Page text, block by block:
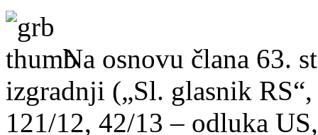
Na osnovu člana 63.
izgradnji („Sl. glasnik
121/12, 42/13 – odluka